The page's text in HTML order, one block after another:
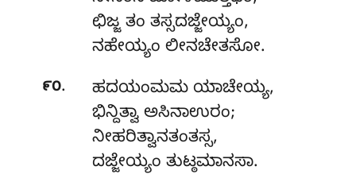
ಛಿಜ್ಜ ತಂ ತಸ್ಸದಜ್ಜೇಯ್ಯಂ,
ನಹೇಯ್ಯಂ ಲೀನಚೇತಸೋ.
೯೦. ಹದಯಂಮಮ ಯಾಚೇಯ್ಯ,
ಭಿನ್ದಿತ್ವಾ ಅಸಿನಾಉರಂ;
ನೀಹರಿತ್ವಾನತಂತಸ್ಸ,
ದಜ್ಜೇಯ್ಯಂ ತುಟ್ಠಮಾನಸಾ.